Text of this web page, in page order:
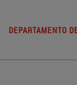
DEPARTAMENTO